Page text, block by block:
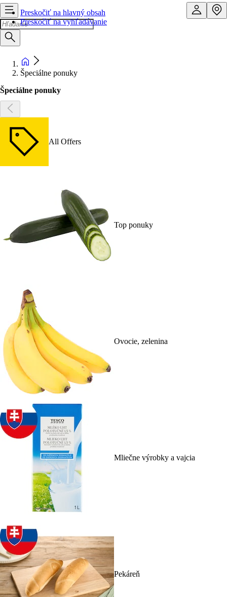
Preskočiť na hlavný obsah
Preskočiť na vyhľadávanie
Špeciálne ponuky
Špeciálne ponuky
All Offers
Top ponuky
Ovocie, zelenina
Mliečne výrobky a vajcia
Pekáreň